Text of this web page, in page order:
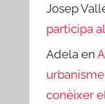
Josep
participa
Adela en
conèixer